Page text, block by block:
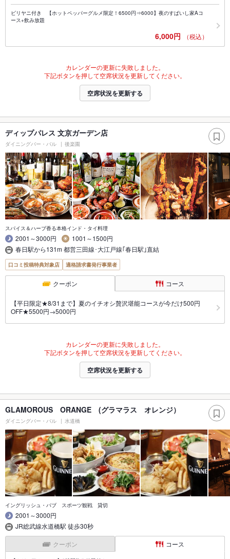
ビリヤニ付き 【ホットペッパーグルメ限定！6500円⇒6000】夜のすぱいし家Aコ
ース+飲み放題
6,000円 （税込）
カレンダーの更新に失敗しました。
下記ボタンを押して空席状況を更新してください。
空席状況を更新する
ディップパレス 文京ガーデン店
ダイニングバー・バル 後楽園
スパイス＆ハーブ香る本格インド・タイ料理
2001～3000円
1001～1500円
春日駅から131m 都営三田線･大江戸線｢春日駅｣直結
口コミ投稿特典対象店 適格請求書発行事業者
クーポン コース
【平日限定★8/31まで】夏のイチオシ贅沢堪能コースが今だけ500円
OFF★5500円→5000円
カレンダーの更新に失敗しました。
下記ボタンを押して空席状況を更新してください。
空席状況を更新する
GLAMOROUS ORANGE (グラマラス オレンジ）
ダイニングバー・バル 水道橋
イングリッシュ・パブ スポーツ観戦 貸切
2001～3000円
JR総武線水道橋駅 徒歩30秒
クーポン コース